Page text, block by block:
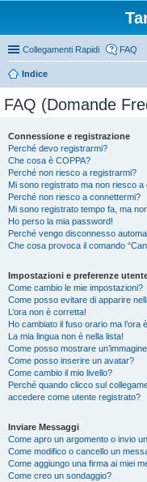
Collegamenti Rapidi FAQ
Indice
FAQ (Domande
Connessione e registrazione
Perché devo registrarmi?
Che cosa è COPPA?
Perché non riesco a registrarmi?
Mi sono registrato ma non riesco a
Perché non riesco a connettermi?
Mi sono registrato tempo fa, ma
Ho perso la mia password!
Perché vengo disconnesso
Che cosa provoca il comando
Impostazioni e preferenze
Come cambio le mie impostazioni?
Come posso evitare di apparire
L’ora non è corretta!
Ho cambiato il fuso orario ma l’ora
La mia lingua non è nella lista!
Come posso mostrare
Come posso inserire un avatar?
Come cambio il mio livello?
Perché quando clicco sul
accedere come utente registrato?
Inviare Messaggi
Come apro un argomento o invio
Come modifico o cancello un
Come aggiungo una firma ai miei
Come creo un sondaggio?